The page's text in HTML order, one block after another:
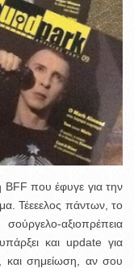
BFF που έφυγε για την
Τέεεελος πάντων, το
αξιοπρέπεια
και update για
και σημείωση, αν σου